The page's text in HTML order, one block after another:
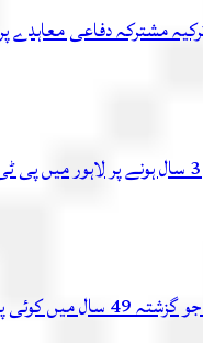
مشترکہ دفاعی
انجام نہ دے سکا